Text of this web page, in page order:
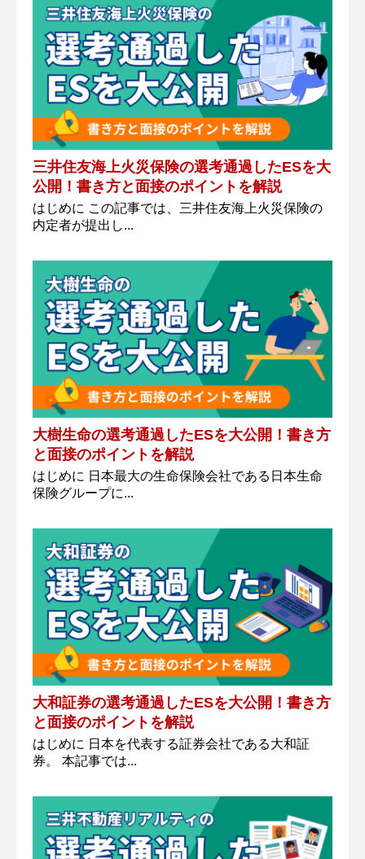
三井住友海上火災保険の選考通過したESを大
公開！書き方と面接のポイントを解説
はじめに この記事では、三井住友海上火災保険の
内定者が提出し...
大樹生命の選考通過したESを大公開！書き方
と面接のポイントを解説
はじめに 日本最大の生命保険会社である日本生命
保険グループに...
大和証券の選考通過したESを大公開！書き方
と面接のポイントを解説
はじめに 日本を代表する証券会社である大和証
券。 本記事では...